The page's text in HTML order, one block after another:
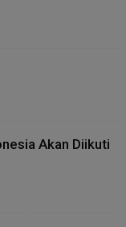
Akan Diikuti